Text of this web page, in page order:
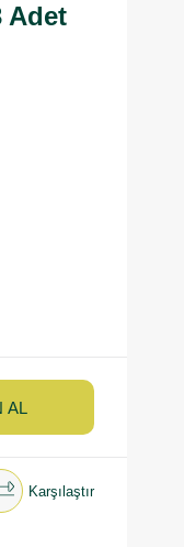
Adet
Karşılaştır